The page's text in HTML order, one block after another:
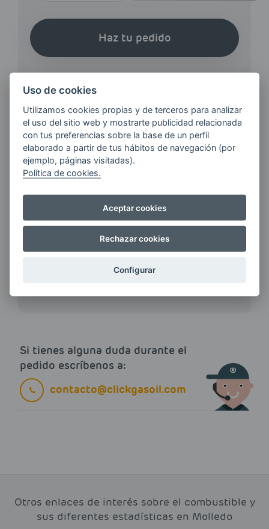
Haz tu pedido
¿QUIERES ESTAR AL DÍA DE
LAS
ÚLTIMAS NOVEDADES?
ENERGIAS por cualquier medio, incluido
Si tienes alguna duda durante el
pedido escríbenos a:
contacto@clickgasoil.com
Otros enlaces de interés sobre el combustible y
sus diferentes estadísticas en Molledo
Uso de cookies
Utilizamos cookies propias y de terceros para analizar
el uso del sitio web y mostrarte publicidad relacionada
con tus preferencias sobre la base de un perfil
elaborado a partir de tus hábitos de navegación (por
ejemplo, páginas visitadas).
Política de cookies.
Aceptar cookies
Rechazar cookies
Configurar